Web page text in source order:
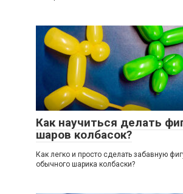
Как научиться делать
шаров колбасок?
Как легко и просто сделать забавную
обычного шарика колбаски?